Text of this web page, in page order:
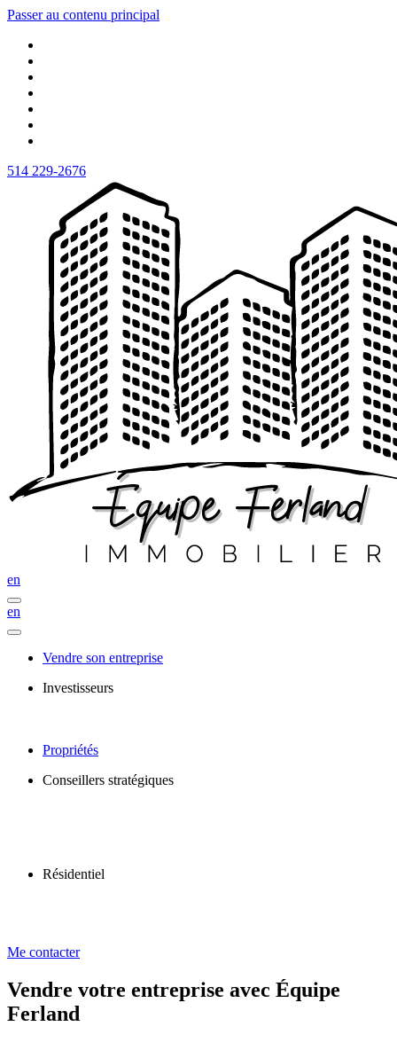
Passer au contenu principal
514 229-2676
en
en
Vendre son entreprise
Investisseurs
Propriétés
Conseillers stratégiques
Résidentiel
Me contacter
Vendre votre entreprise avec Équipe
Ferland